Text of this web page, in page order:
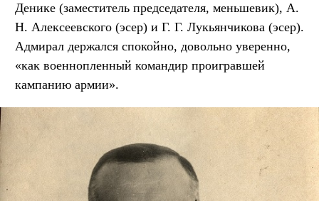
Денике (заместитель председателя, меньшевик), А.
Н. Алексеевского (эсер) и Г. Г. Лукьянчикова (эсер).
Адмирал держался спокойно, довольно уверенно,
«как военнопленный командир проигравшей
кампанию армии».